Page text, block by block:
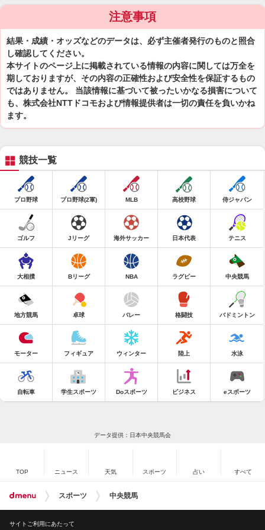
注意事項
結果・成績・オッズなどのデータは、必ず主催者発行のものと照合
し確認してください。
本サイトのページ上に掲載されている情報の内容に関しては万全を
期しておりますが、その内容の正確性および安全性を保証するもの
ではありません。 当該情報に基づいて被ったいかなる損害について
も、株式会社NTTドコモおよび情報提供者は一切の責任を負いかね
ます。
競技一覧
プロ野球 プロ野球(2軍) MLB 高校野球 侍ジャパン
ゴルフ Jリーグ 海外サッカー 日本代表 テニス
大相撲 Bリーグ NBA ラグビー 中央競馬
地方競馬 卓球 バレー 格闘技 バドミントン
モーター フィギュア ウィンター 陸上 水泳
自転車 学生スポーツ Doスポーツ ビジネス eスポーツ
データ提供：日本中央競馬会
TOP ニュース 天気 スポーツ 占い すべて
スポーツ 中央競馬
サイトご利用にあたって